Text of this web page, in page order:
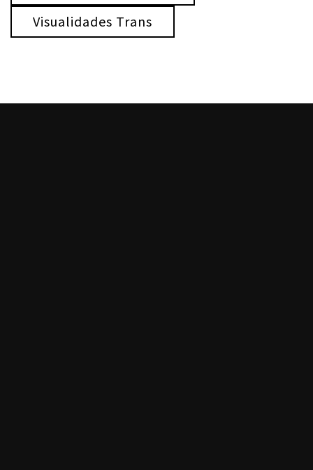
Visualidades Trans